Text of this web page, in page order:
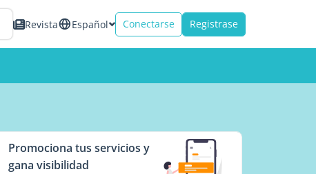
Revista Español Conectarse Registrase
Promociona tus servicios y
gana visibilidad